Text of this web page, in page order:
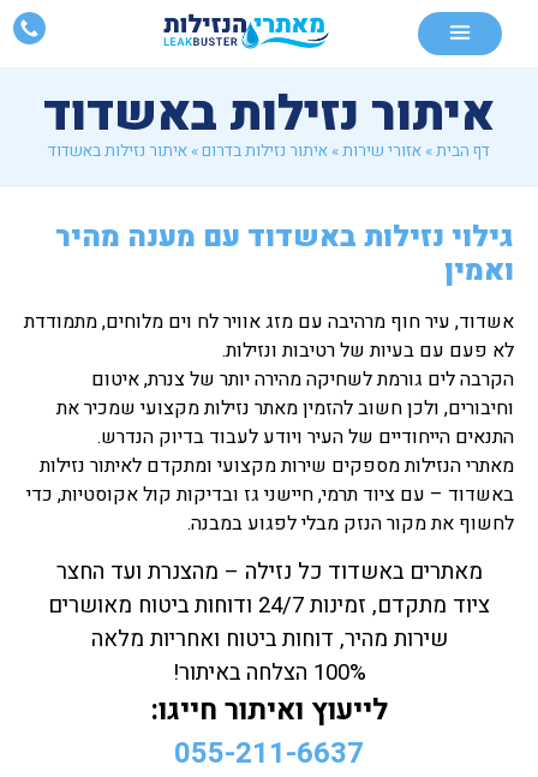
איתור נזילות באשדוד
דף הבית»אזורי שירות»איתור נזילות בדרום»איתור נזילות באשדוד
גילוי נזילות באשדוד עם מענה מהיר
ואמין
אשדוד, עיר חוף מרהיבה עם מזג אוויר לח וים מלוחים, מתמודדת
לא פעם עם בעיות של רטיבות ונזילות.
הקרבה לים גורמת לשחיקה מהירה יותר של צנרת, איטום
וחיבורים, ולכן חשוב להזמין מאתר נזילות מקצועי שמכיר את
התנאים הייחודיים של העיר ויודע לעבוד בדיוק הנדרש.
מאתרי הנזילות מספקים שירות מקצועי ומתקדם לאיתור נזילות
באשדוד – עם ציוד תרמי, חיישני גז ובדיקות קול אקוסטיות, כדי
לחשוף את מקור הנזק מבלי לפגוע במבנה.
מאתרים באשדוד כל נזילה – מהצנרת ועד החצר
ציוד מתקדם, זמינות 24/7 ודוחות ביטוח מאושרים
שירות מהיר, דוחות ביטוח ואחריות מלאה
100% הצלחה באיתור!
לייעוץ ואיתור חייגו:
055-211-6637